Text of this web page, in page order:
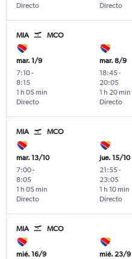
Directo
Directo
MIA MCO
mar. 1/9
7:10-
8:15
Directo
1 h 05 min
mar. 8/9
18:45-
20:05
Directo
1 h 20 min
MIA MCO
mar. 13/10
7:00-
8:05
Directo
1 h 05 min
jue. 15/10
21:55-
23:05
Directo
1 h 10 min
MIA MCO
mié. 16/9
mié. 23/9